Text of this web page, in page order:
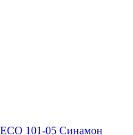
101-05 Синамон